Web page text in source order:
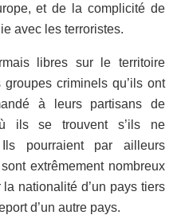
et de la complicité de
avec les terroristes.
libres sur le territoire
criminels qu’ils ont
à leurs partisans de
ils se trouvent s’ils ne
pourraient par ailleurs
extrêmement nombreux
nationalité d’un pays tiers
d’un autre pays.